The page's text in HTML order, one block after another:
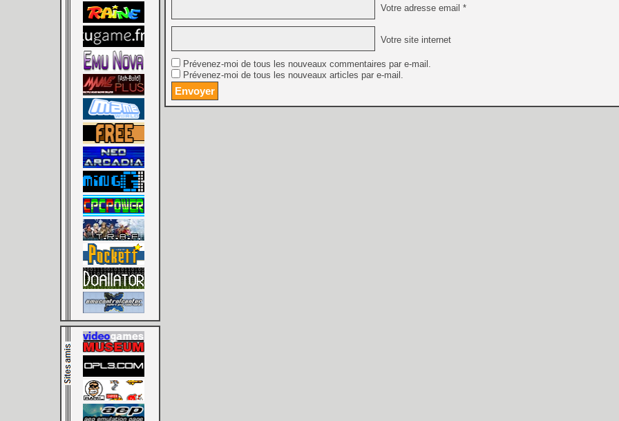
Votre adresse email *
Votre site internet
Prévenez-moi de tous les nouveaux commentaires par e-mail.
Prévenez-moi de tous les nouveaux articles par e-mail.